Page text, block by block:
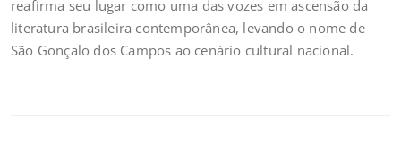
reafirma seu lugar como uma das vozes em ascensão da
literatura brasileira contemporânea, levando o nome de
São Gonçalo dos Campos ao cenário cultural nacional.